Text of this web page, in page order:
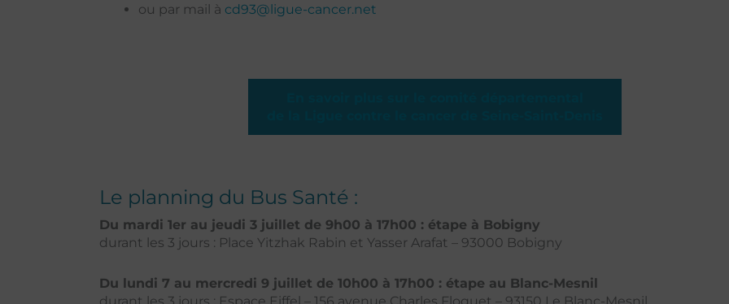
ou par mail à cd93@ligue-cancer.net
Le planning du Bus Santé :
Du mardi 1er au jeudi 3 juillet de 9h00 à 17h00 : étape à Bobigny
durant les 3 jours : Place Yitzhak Rabin et Yasser Arafat – 93000 Bobigny
Du lundi 7 au mercredi 9 juillet de 10h00 à 17h00 : étape au Blanc-Mesnil